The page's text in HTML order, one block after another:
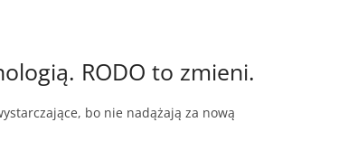
RODO to zmieni.
bo nie nadążają za nową